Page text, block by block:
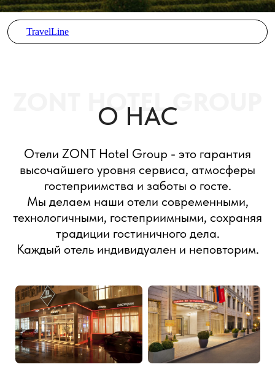
TravelLine
традиции гостиничного дела.
Каждый отель индивидуален и неповторим.
ZONT Hotel Group –
«Лучшая отельная
управляющая компания»
по версии ежегодной
премии Travel Time
Awards